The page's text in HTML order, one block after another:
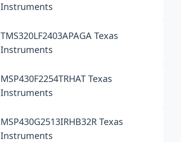
Instruments
TMS320LF2403APAGATexas
Instruments
MSP430F2254TRHATTexas
Instruments
MSP430G2513IRHB32RTexas
Instruments